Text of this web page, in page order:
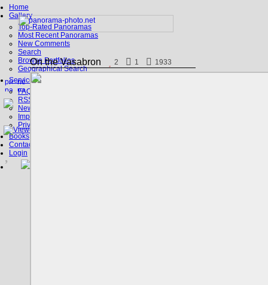
Home
Gallery
Top-Rated Panoramas
Most Recent Panoramas
New Comments
Search
Browse Portfolios
Geographical Search
Service
FAQ
RSS, Google Earth
News
Imprint
Privacy Policy
Books
Contact
Login
On the Vasabron 2 1 1933